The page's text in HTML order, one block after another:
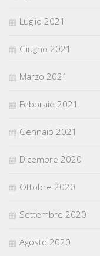
Luglio 2021
Giugno 2021
Marzo 2021
Febbraio 2021
Gennaio 2021
Dicembre 2020
Ottobre 2020
Settembre 2020
Agosto 2020